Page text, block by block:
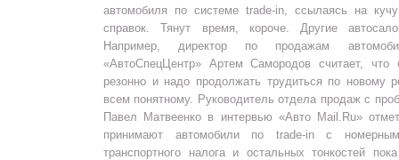
автомобиля по системе trade-in, ссылаясь на
справок. Тянут время, короче. Другие
Например, директор по продажам
«АвтоСпецЦентр» Артем Самородов считает, что
резонно и надо продолжать трудиться по новому
всем понятному. Руководитель отдела продаж с
Павел Матвеенко в интервью «Авто Mail.Ru»
принимают автомобили по trade-in с
транспортного налога и остальных тонкостей